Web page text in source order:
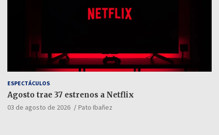
ESPECTÁCULOS
Agosto trae 37 estrenos a Netflix
03 de agosto de 2026 Pato Ibañez